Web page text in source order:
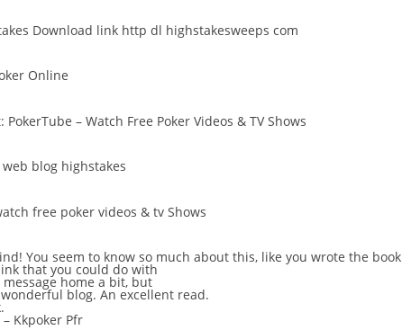
Download link http dl highstakesweeps com
Online
PokerTube – Watch Free Poker Videos & TV Shows
blog highstakes
free poker videos & tv Shows
You seem to know so much about this, like you wrote the book
that you could do with
home a bit, but
blog. An excellent read.
Kkpoker Pfr